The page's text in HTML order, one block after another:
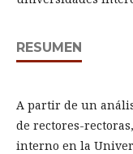
RESUMEN
A partir de un
de rectores-
interno en la